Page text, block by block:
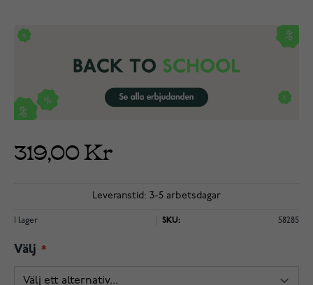
319,00 Kr
Leveranstid: 3-5 arbetsdagar
I lager SKU: 58285
Välj